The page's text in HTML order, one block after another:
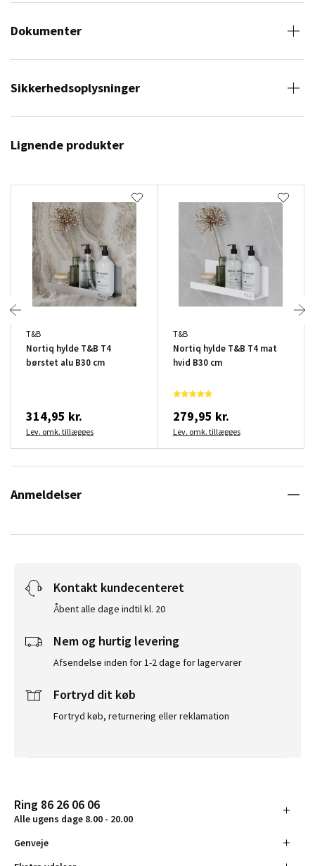
Dokumenter
Sikkerhedsoplysninger
Lignende produkter
T&B
Nortiq hylde T&B T4
børstet alu B30 cm
314,95 kr.
Lev. omk. tillægges
T&B
Nortiq hylde T&B T4 mat
hvid B30 cm
279,95 kr.
Lev. omk. tillægges
Anmeldelser
Kontakt kundecenteret
Åbent alle dage indtil kl. 20
Nem og hurtig levering
Afsendelse inden for 1-2 dage for lagervarer
Fortryd dit køb
Fortryd køb, returnering eller reklamation
Ring 86 26 06 06
Alle ugens dage 8.00 - 20.00
Genveje